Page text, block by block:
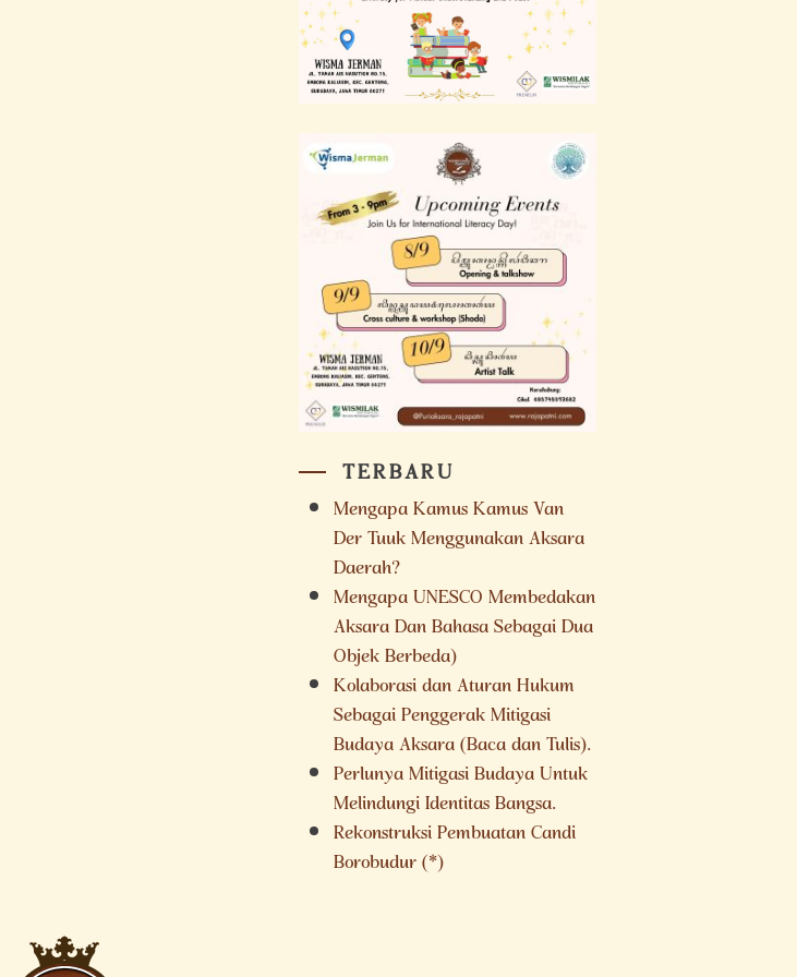
TERBARU
Mengapa Kamus Kamus Van
Der Tuuk Menggunakan Aksara
Daerah?
Mengapa UNESCO Membedakan
Aksara Dan Bahasa Sebagai Dua
Objek Berbeda)
Kolaborasi dan Aturan Hukum
Sebagai Penggerak Mitigasi
Budaya Aksara (Baca dan Tulis).
Perlunya Mitigasi Budaya Untuk
Melindungi Identitas Bangsa.
Rekonstruksi Pembuatan Candi
Borobudur (*)